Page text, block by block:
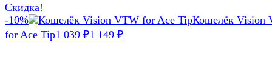
Скидка!
-10%
Кошелёк Vision
for Ace Tip1 039 ₽1 149 ₽